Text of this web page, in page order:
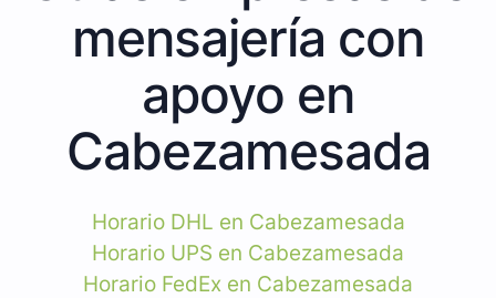
mensajería con
apoyo en
Cabezamesada
Horario DHL en Cabezamesada
Horario UPS en Cabezamesada
Horario FedEx en Cabezamesada